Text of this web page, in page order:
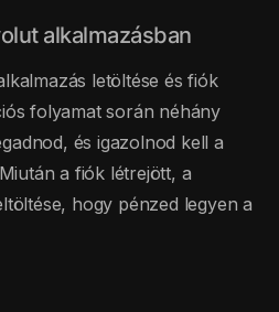
alkalmazásban
letöltése és fiók
folyamat során néhány
és igazolnod kell a
a fiók létrejött, a
hogy pénzed legyen a